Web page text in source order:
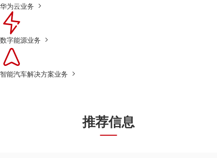
华为云业务
数字能源业务
智能汽车解决方案业务
推荐信息